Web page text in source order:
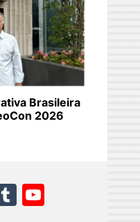
Brasileira
2026
Tumblr